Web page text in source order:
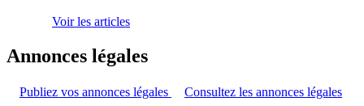
Voir les articles
Annonces légales
Publiez vos annonces légales Consultez les annonces légales